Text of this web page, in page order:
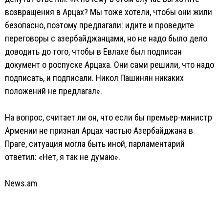
возвращения в Арцах? Мы тоже хотели, чтобы они жили
безопасно, поэтому предлагали: идите и проведите
переговоры с азербайджанцами, но не надо было дело
доводить до того, чтобы в Евлахе был подписан
документ о роспуске Арцаха. Они сами решили, что надо
подписать, и подписали. Никол Пашинян никаких
положений не предлагал».
На вопрос, считает ли он, что если бы премьер-министр
Армении не признал Арцах частью Азербайджана в
Праге, ситуация могла быть иной, парламентарий
ответил: «Нет, я так не думаю».
News.am